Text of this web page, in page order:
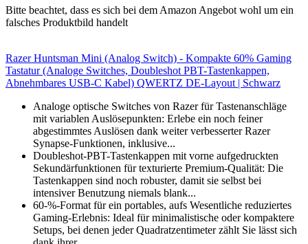
Bitte beachtet, dass es sich bei dem Amazon Angebot wohl um ein
falsches Produktbild handelt
Razer Huntsman Mini (Analog Switch) - Kompakte 60% Gaming
Tastatur (Analoge Switches, Doubleshot PBT-Tastenkappen,
Abnehmbares USB-C Kabel) QWERTZ DE-Layout | Schwarz
Analoge optische Switches von Razer für Tastenanschläge
mit variablen Auslösepunkten: Erlebe ein noch feiner
abgestimmtes Auslösen dank weiter verbesserter Razer
Synapse-Funktionen, inklusive...
Doubleshot-PBT-Tastenkappen mit vorne aufgedruckten
Sekundärfunktionen für texturierte Premium-Qualität: Die
Tastenkappen sind noch robuster, damit sie selbst bei
intensiver Benutzung niemals blank...
60-%-Format für ein portables, aufs Wesentliche reduziertes
Gaming-Erlebnis: Ideal für minimalistische oder kompaktere
Setups, bei denen jeder Quadratzentimeter zählt Sie lässt sich